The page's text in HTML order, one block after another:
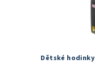
Dětské hodinky